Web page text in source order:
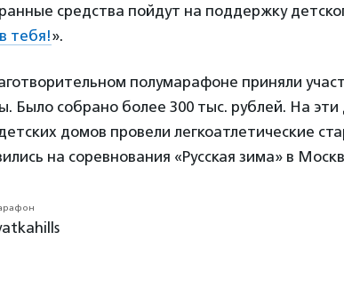
средства пойдут на поддержку
тебя!».
полумарафоне приняли
Было собрано более 300 тыс. рублей. На эти
домов провели легкоатлетические
на соревнования «Русская зима» в